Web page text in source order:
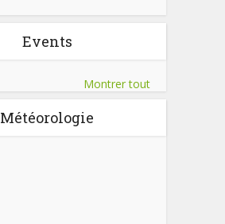
Events
Montrer tout
Météorologie